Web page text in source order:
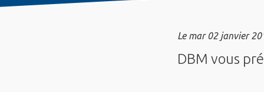
Le mar 02 janvier
DBM vous